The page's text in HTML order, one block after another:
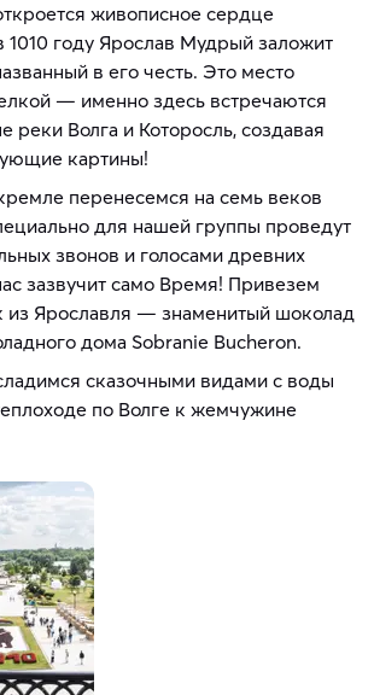
живописное сердце
1010 году Ярослав Мудрый заложит
в его честь. Это место
— именно здесь встречаются
реки Волга и Которосль, создавая
картины!
перенесемся на семь веков
для нашей группы проведут
звонов и голосами древних
зазвучит само Время! Привезем
из Ярославля — знаменитый шоколад
дома Sobranie Bucheron.
сказочными видами с воды
по Волге к жемчужине